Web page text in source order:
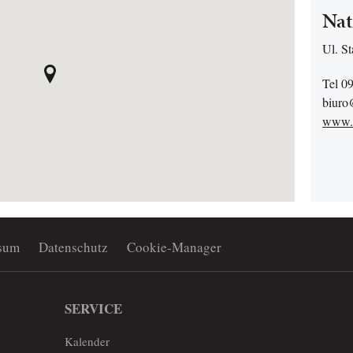
Ul.
Tel
Datenschutz Cookie-Manager
SERVICE
Kalender